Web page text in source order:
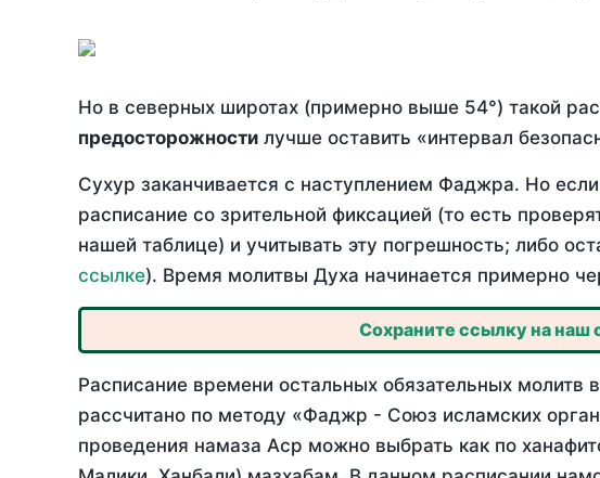
Но в северных широтах (примерно выше 54°) такой
предосторожности лучше оставить «интервал
Сухур заканчивается с наступлением Фаджра. Но
расписание со зрительной фиксацией (то есть
нашей таблице) и учитывать эту погрешность; либо
ссылке). Время молитвы Духа начинается примерно
Сохраните ссылку на наш
Расписание времени остальных обязательных
рассчитано по методу «Фаджр - Союз исламских
проведения намаза Аср можно выбрать как по